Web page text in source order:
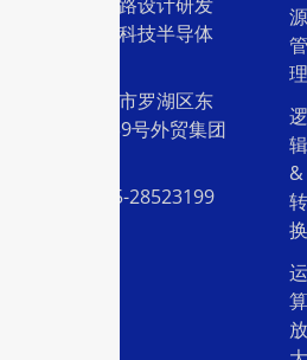
和销售的高科技半导体
地址：深圳市罗湖区东
门中兴路239号外贸集团
电话：0755-28523199
源
管
理
逻
辑
&
转
换
运
算
放